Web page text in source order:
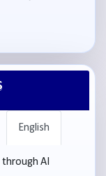
English
AI